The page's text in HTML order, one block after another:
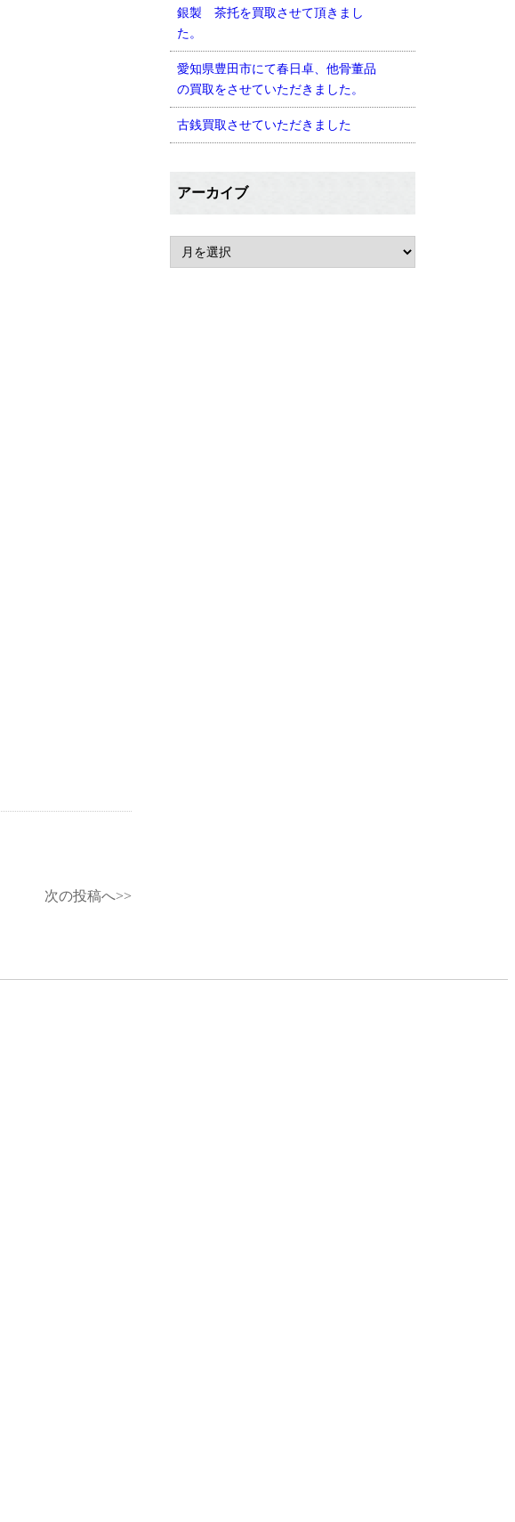
次の投稿へ>>
銀製 茶托を買取させて頂きまし
た。
愛知県豊田市にて春日卓、他骨董品
の買取をさせていただきました。
古銭買取させていただきました
アーカイブ